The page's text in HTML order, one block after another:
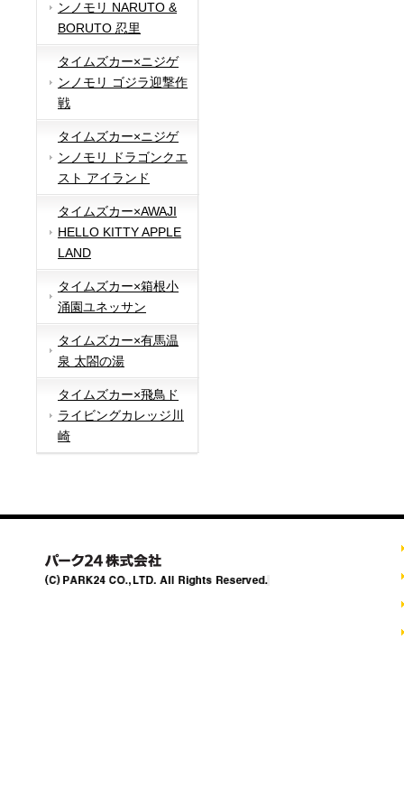
ンノモリ NARUTO &
BORUTO 忍里
タイムズカー×ニジゲ
ンノモリ ゴジラ迎撃作
戦
タイムズカー×ニジゲ
ンノモリ ドラゴンクエ
スト アイランド
タイムズカー×AWAJI
HELLO KITTY APPLE
LAND
タイムズカー×箱根小
涌園ユネッサン
タイムズカー×有馬温
泉 太閤の湯
タイムズカー×飛鳥ド
ライビングカレッジ川
崎